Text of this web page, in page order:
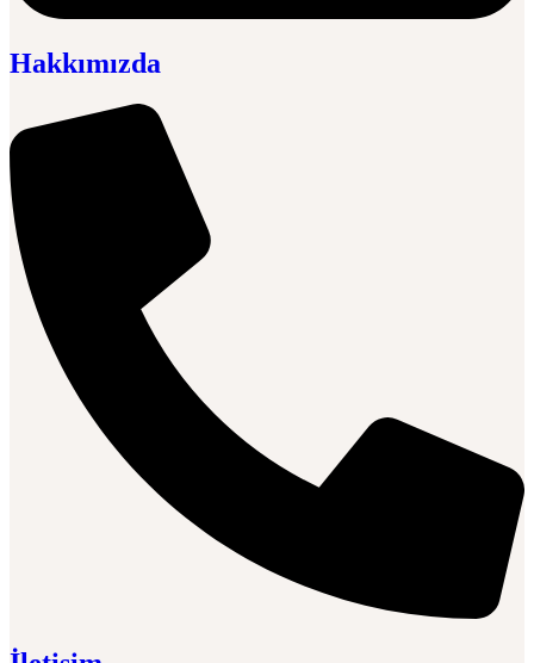
Hakkımızda